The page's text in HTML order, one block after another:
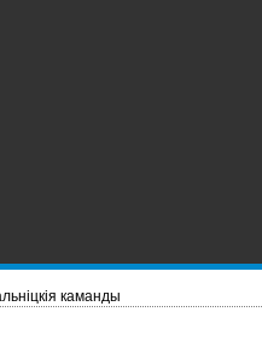
каманды